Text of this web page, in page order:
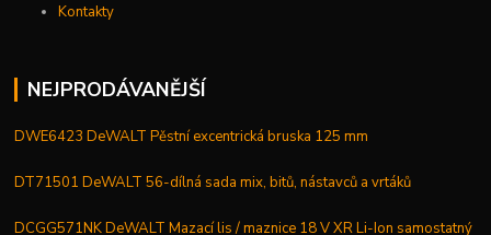
Kontakty
NEJPRODÁVANĚJŠÍ
DWE6423 DeWALT Pěstní excentrická bruska 125 mm
DT71501 DeWALT 56-dílná sada mix, bitů, nástavců a vrtáků
DCGG571NK DeWALT Mazací lis / maznice 18 V XR Li-Ion samostatný